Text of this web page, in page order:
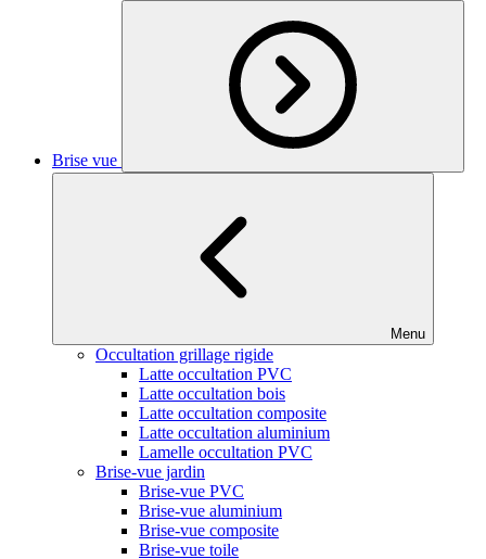
Brise vue
Menu
Occultation grillage rigide
Latte occultation PVC
Latte occultation bois
Latte occultation composite
Latte occultation aluminium
Lamelle occultation PVC
Brise-vue jardin
Brise-vue PVC
Brise-vue aluminium
Brise-vue composite
Brise-vue toile